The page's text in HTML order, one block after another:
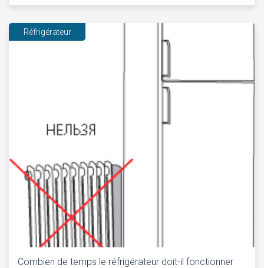
Réfrigérateur
Combien de temps le réfrigérateur doit-il fonctionner